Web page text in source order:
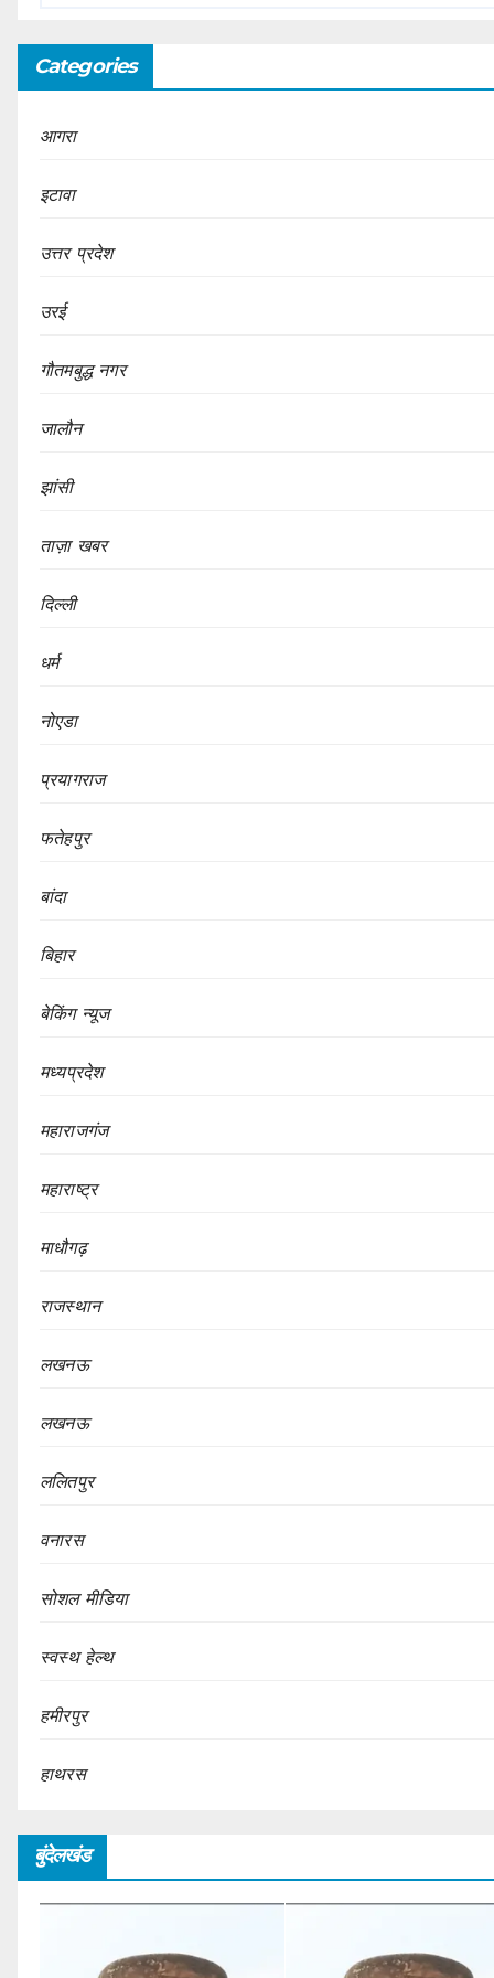
Categories
आगरा
इटावा
उत्तर प्रदेश
उरई
गौतमबुद्ध नगर
जालौन
झांसी
ताज़ा खबर
दिल्ली
धर्म
नोएडा
प्रयागराज
फतेहपुर
बांदा
बिहार
बेकिंग न्यूज
मध्यप्रदेश
महाराजगंज
महाराष्ट्र
माधौगढ़
राजस्थान
लखनऊ
लखनऊ
ललितपुर
वनारस
सोशल मीडिया
स्वस्थ हेल्थ
हमीरपुर
हाथरस
बुंदेलखंड